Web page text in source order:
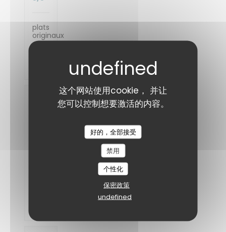
这个网站使用cookie， 并让
您可以控制想要激活的内容。
好的，全部接受
禁用
个性化
保密政策
undefined
plats
originaux
et
Jacques